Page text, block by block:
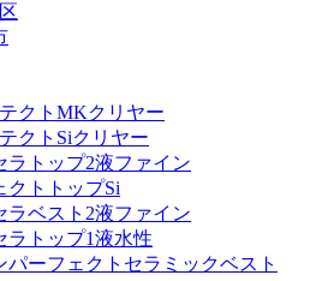
クトMKクリヤー
クトSiクリヤー
ラトップ2液ファイン
クトトップSi
ラベスト2液ファイン
ラトップ1液水性
パーフェクトセラミックベスト